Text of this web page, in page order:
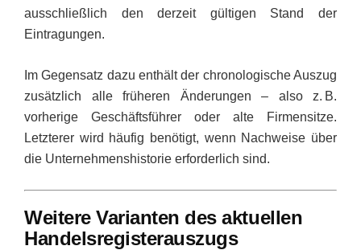
ausschließlich den derzeit gültigen Stand der
Eintragungen.
Im Gegensatz dazu enthält der chronologische Auszug
zusätzlich alle früheren Änderungen – also z. B.
vorherige Geschäftsführer oder alte Firmensitze.
Letzterer wird häufig benötigt, wenn Nachweise über
die Unternehmenshistorie erforderlich sind.
Weitere Varianten des aktuellen
Handelsregisterauszugs